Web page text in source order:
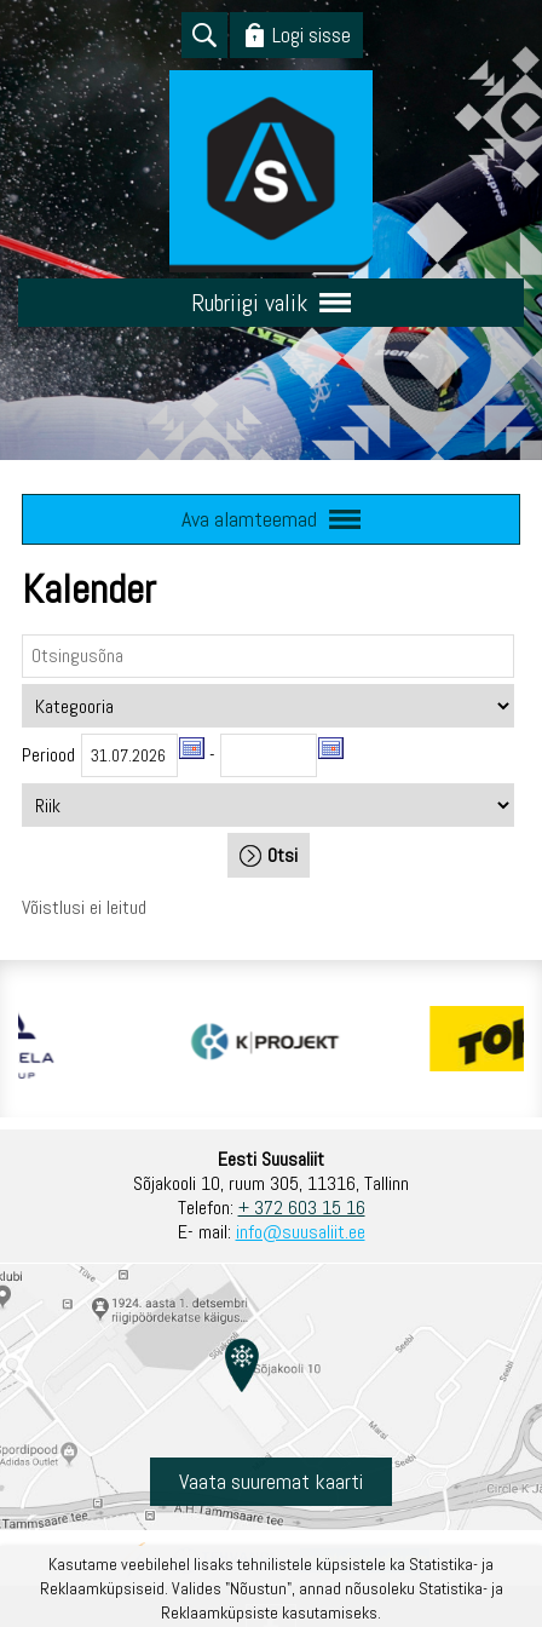
Logi sisse
Rubriigi valik
Ava alamteemad
Kalender
Periood -
Võistlusi ei leitud
Eesti Suusaliit
Sõjakooli 10, ruum 305, 11316, Tallinn
Telefon: + 372 603 15 16
E- mail: info@suusaliit.ee
Vaata suuremat kaarti
Kasutame veebilehel lisaks tehnilistele küpsistele ka Statistika- ja
Reklaamküpsiseid. Valides "Nõustun", annad nõusoleku Statistika- ja
Reklaamküpsiste kasutamiseks.